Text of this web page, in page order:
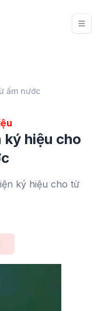
ấm nước
hiệu cho
ký hiệu cho từ